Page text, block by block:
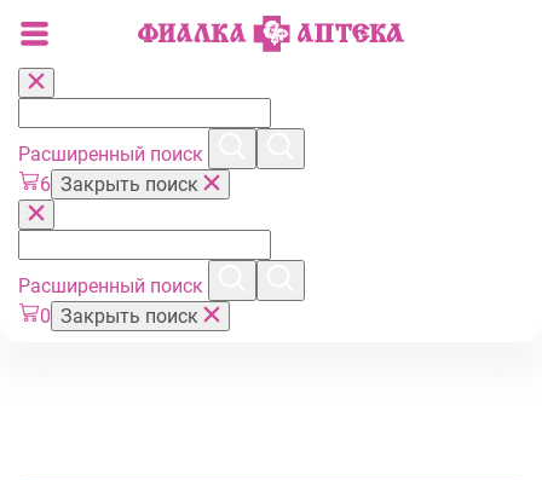
Расширенный поиск
6 Закрыть поиск
Расширенный поиск
0 Закрыть поиск